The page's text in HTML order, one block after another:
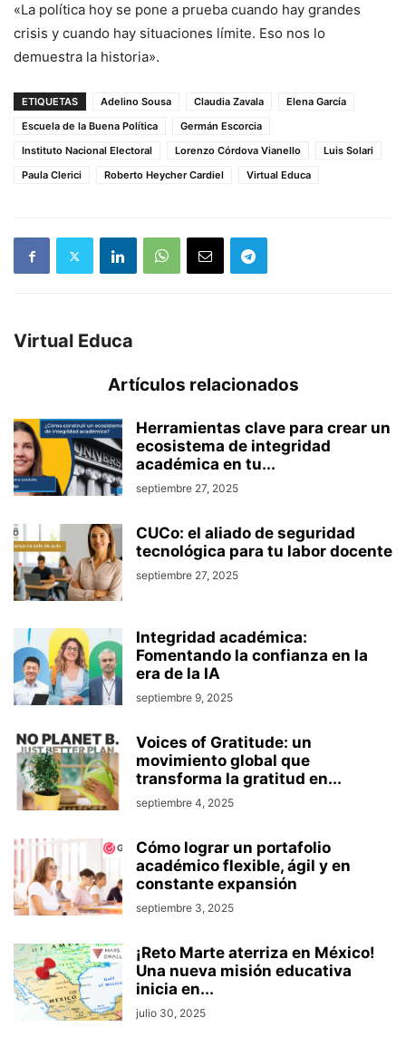
«La política hoy se pone a prueba cuando hay grandes
crisis y cuando hay situaciones límite. Eso nos lo
demuestra la historia».
ETIQUETAS Adelino Sousa Claudia Zavala
Elena García
Escuela de la Buena Política
Germán Escorcia
Instituto Nacional Electoral
Lorenzo Córdova Vianello
Luis Solari
Paula Clerici
Roberto Heycher Cardiel Virtual Educa
Virtual Educa
Artículos relacionados
Herramientas clave para crear un
ecosistema de integridad
académica en tu...
septiembre 27, 2025
CUCo: el aliado de seguridad
tecnológica para tu labor docente
septiembre 27, 2025
Integridad académica:
Fomentando la confianza en la
era de la IA
septiembre 9, 2025
Voices of Gratitude: un
movimiento global que
transforma la gratitud en...
septiembre 4, 2025
Cómo lograr un portafolio
académico flexible, ágil y en
constante expansión
septiembre 3, 2025
¡Reto Marte aterriza en México!
Una nueva misión educativa
inicia en...
julio 30, 2025